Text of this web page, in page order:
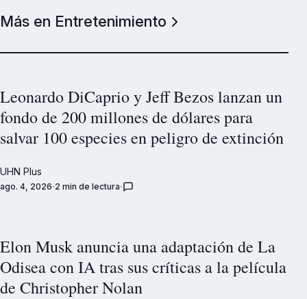
Más en Entretenimiento
Leonardo DiCaprio y Jeff Bezos lanzan un
fondo de 200 millones de dólares para
salvar 100 especies en peligro de extinción
UHN Plus
ago. 4, 2026 2 min de lectura
Elon Musk anuncia una adaptación de La
Odisea con IA tras sus críticas a la película
de Christopher Nolan